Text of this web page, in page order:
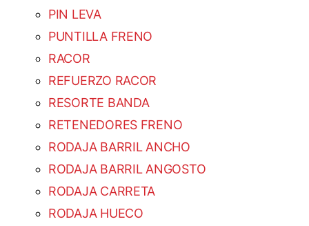
PIN LEVA
PUNTILLA FRENO
RACOR
REFUERZO RACOR
RESORTE BANDA
RETENEDORES FRENO
RODAJA BARRIL ANCHO
RODAJA BARRIL ANGOSTO
RODAJA CARRETA
RODAJA HUECO